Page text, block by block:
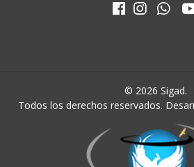
© 2026 Sigad.
Todos los derechos reservados.